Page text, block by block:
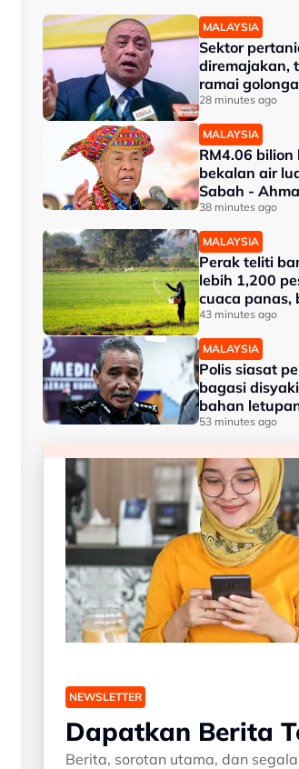
MALAYSIA
Sektor
diremajakan,
ramai
Saarani
28 minutes ago
MALAYSIA
RM4.06
bekalan air
Sabah -
38 minutes ago
MALAYSIA
Perak teliti
lebih 1,200
cuaca panas,
43 minutes ago
MALAYSIA
Polis siasat
bagasi
bahan
53 minutes ago
NEWSLETTER
Dapatkan Berita
Berita, sorotan utama, dan